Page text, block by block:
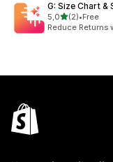
G: Size Chart &
5,0na 5 gwiazdek
(2)
Łączna liczba
•Free
Reduce Returns